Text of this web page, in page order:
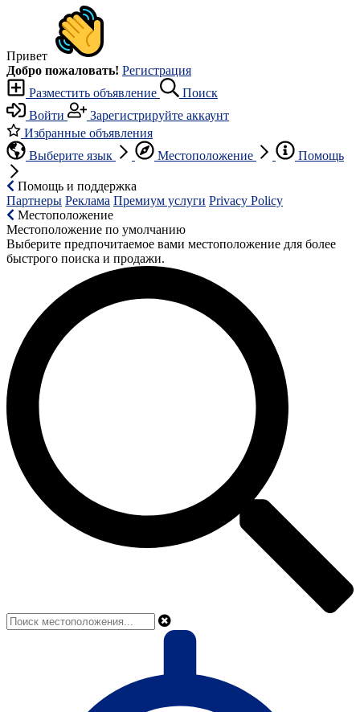
Привет
Добро пожаловать! Регистрация
Разместить объявление
Поиск
Войти
Зарегистрируйте аккаунт
Избранные объявления
Выберите язык
Местоположение Помощь
Помощь и поддержка
Партнеры Реклама Премиум услуги Privacy Policy
Местоположение
Местоположение по умолчанию
Выберите предпочитаемое вами местоположение для более
быстрого поиска и продажи.